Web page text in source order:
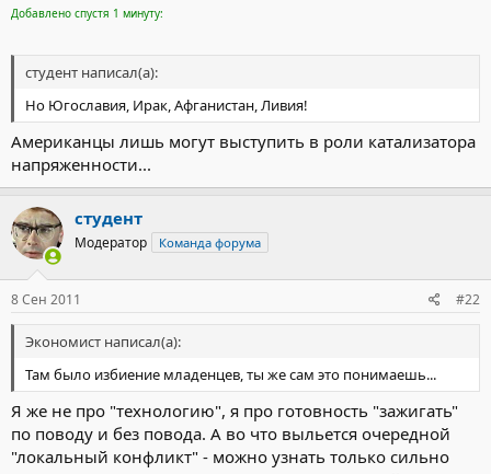
Добавлено спустя 1 минуту:
студент написал(а):
Но Югославия, Ирак, Афганистан, Ливия!
Американцы лишь могут выступить в роли катализатора
напряженности...
студент
Модератор Команда форума
8 Сен 2011 #22
Экономист написал(а):
Там было избиение младенцев, ты же сам это понимаешь...
Я же не про "технологию", я про готовность "зажигать"
по поводу и без повода. А во что выльется очередной
"локальный конфликт" - можно узнать только сильно